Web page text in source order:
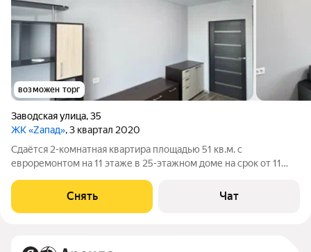
возможен торг
Заводская улица,35
ЖК «Zапад», 3 квартал 2020
Сдаётся 2-комнатная квартира площадью 51 кв.м. с
евроремонтом на 11 этаже в 25-этажном доме на срок от 11
Стиральная машина Холодильник Кондиционер
Микроволновка Дом - кирпичный, окна выходят во
Снять Чат